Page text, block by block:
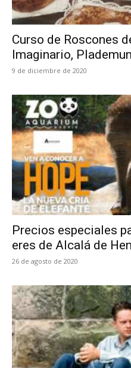
Curso de Roscones
Imaginario,
9 de diciembre de 2020
Precios especiales
eres de Alcalá de
26 de agosto de 2020